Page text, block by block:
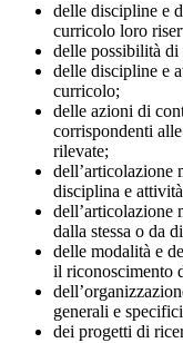
delle discipline e
curricolo loro
delle possibilità
delle discipline e
curricolo;
delle azioni di
corrispondenti
rilevate;
dell’articolazione
disciplina e attività
dell’articolazione
dalla stessa o da
delle modalità e
il riconoscimento
generali e
dei progetti di